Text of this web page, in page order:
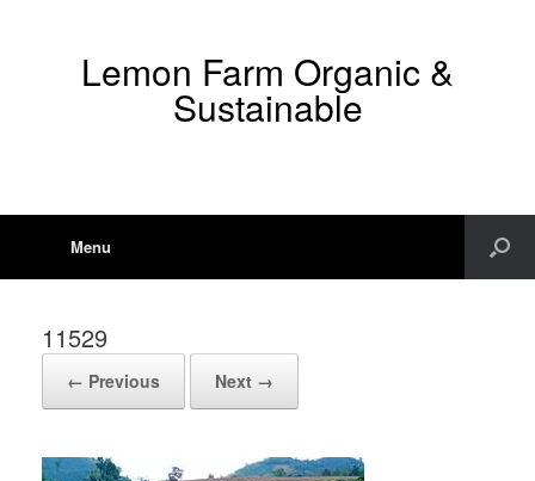
Lemon Farm Organic &
Sustainable
Menu
11529
← Previous Next →